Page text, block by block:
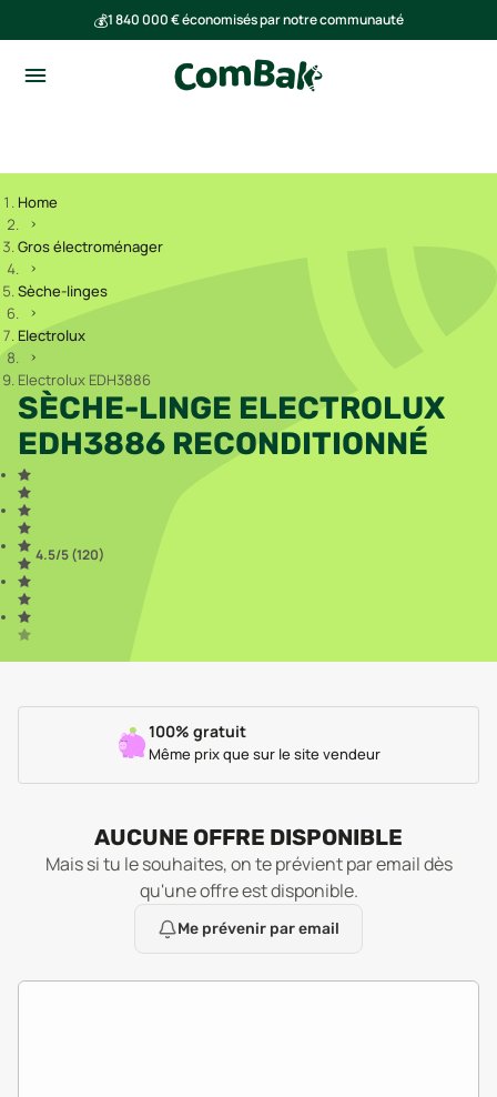
💰1 840 000 € économisés par notre communauté
Home
Gros électroménager
Sèche-linges
Electrolux
Electrolux EDH3886
SÈCHE-LINGE ELECTROLUX
EDH3886 RECONDITIONNÉ
4.5/5 (120)
100% gratuit
Même prix que sur le site vendeur
AUCUNE OFFRE DISPONIBLE
Mais si tu le souhaites, on te prévient par email dès
qu'une offre est disponible.
Me prévenir par email